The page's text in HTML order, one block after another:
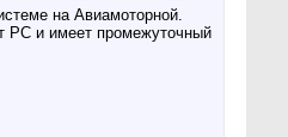
на Авиамоторной.
РС и имеет промежуточный